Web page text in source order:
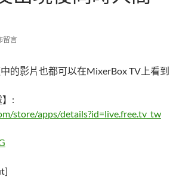
留言
的影片也都可以在MixerBox TV上看到
】:
store/apps/details?id=live.free.tv_tw